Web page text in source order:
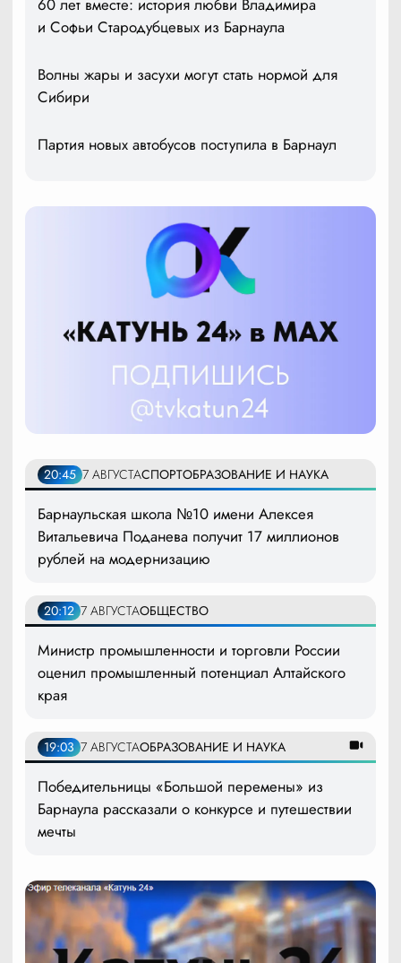
60 лет вместе: история любви Владимира
и Софьи Стародубцевых из Барнаула
Волны жары и засухи могут стать нормой для
Сибири
Партия новых автобусов поступила в Барнаул
20:45 7 АВГУСТАСПОРТОБРАЗОВАНИЕ И НАУКА
Барнаульская школа №10 имени Алексея
Витальевича Поданева получит 17 миллионов
рублей на модернизацию
20:12 7 АВГУСТАОБЩЕСТВО
Министр промышленности и торговли России
оценил промышленный потенциал Алтайского
края
19:03 7 АВГУСТАОБРАЗОВАНИЕ И НАУКА
Победительницы «Большой перемены» из
Барнаула рассказали о конкурсе и путешествии
мечты